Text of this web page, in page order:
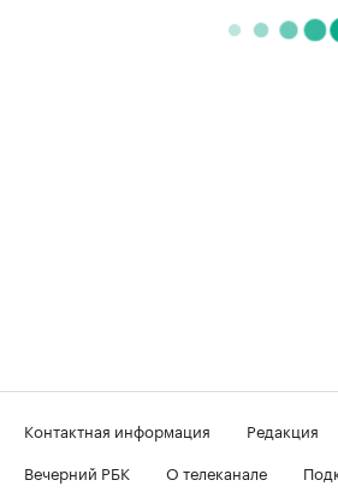
Контактная информация Редакция
Вечерний РБК
О телеканале